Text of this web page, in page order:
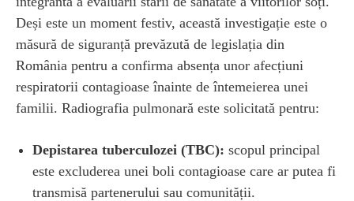
Deși este un moment festiv, această investigație este o
măsură de siguranță prevăzută de legislația din
România pentru a confirma absența unor afecțiuni
respiratorii contagioase înainte de întemeierea unei
familii. Radiografia pulmonară este solicitată pentru:
Depistarea tuberculozei (TBC): scopul principal
este excluderea unei boli contagioase care ar putea fi
transmisă partenerului sau comunității.